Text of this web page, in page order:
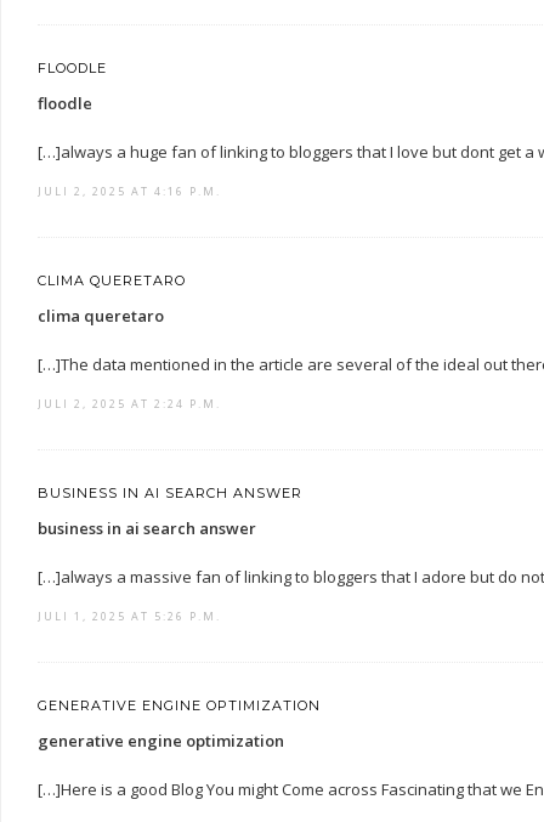
FLOODLE
floodle
[…]always a huge fan of linking to bloggers that I love but dont get
JULI 2, 2025 AT 4:16 P.M.
CLIMA QUERETARO
clima queretaro
[…]The data mentioned in the article are several of the ideal out
JULI 2, 2025 AT 2:24 P.M.
BUSINESS IN AI SEARCH ANSWER
business in ai search answer
[…]always a massive fan of linking to bloggers that I adore but do
JULI 1, 2025 AT 5:26 P.M.
GENERATIVE ENGINE OPTIMIZATION
generative engine optimization
[…]Here is a good Blog You might Come across Fascinating that we